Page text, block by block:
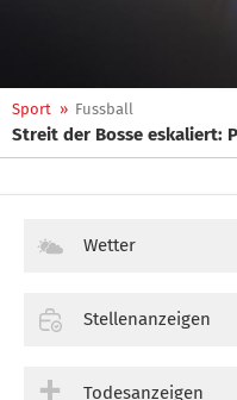
Sport » Fussball
Streit der Bosse eskaliert:
Wetter
Stellenanzeigen
Todesanzeigen